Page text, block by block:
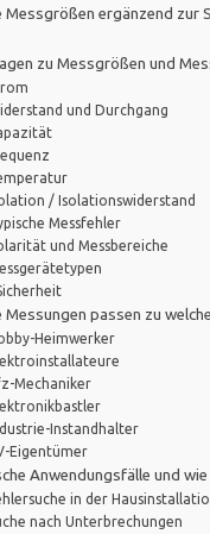
Messgrößen ergänzend zur
zu Messgrößen und
und Durchgang
/ Isolationswiderstand
Messfehler
und Messbereiche
Messungen passen zu
Heimwerker
Mechaniker
Instandhalter
Eigentümer
Anwendungsfälle und
in der
nach Unterbrechungen